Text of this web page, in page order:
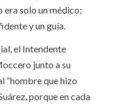
era solo un médico;
y un guía.
el Intendente
junto a su
“hombre que hizo
porque en cada